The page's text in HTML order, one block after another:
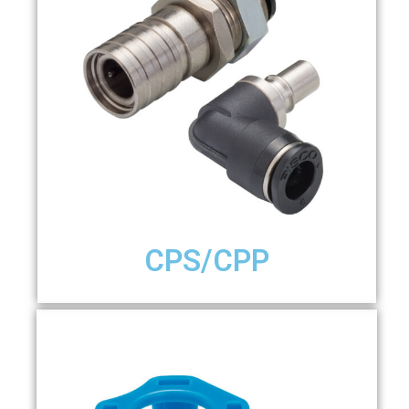
CPS/CPP